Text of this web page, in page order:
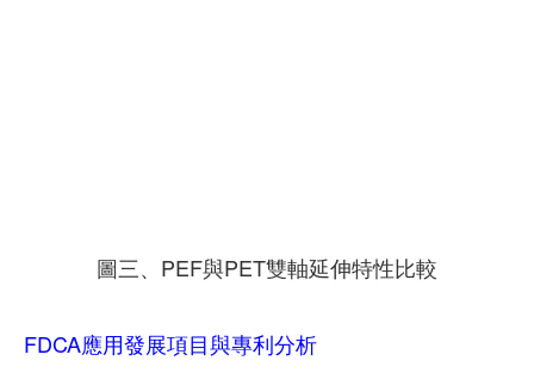
圖三、PEF與PET雙軸延伸特性比較
FDCA應用發展項目與專利分析